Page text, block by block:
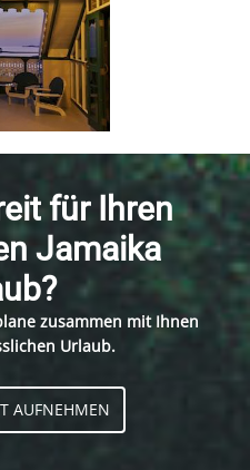
für Ihren
Jamaika
zusammen mit Ihnen
Urlaub.
AUFNEHMEN